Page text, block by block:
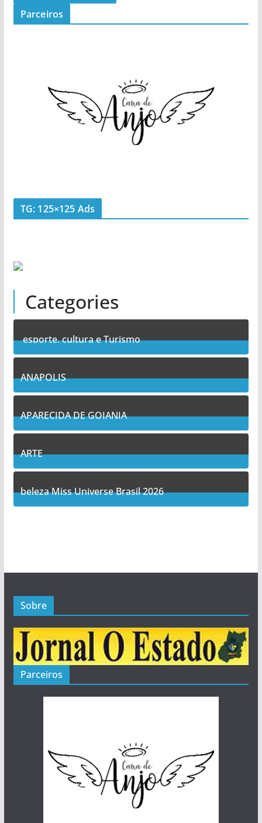
Parceiros
TG: 125×125 Ads
Categories
esporte, cultura e Turismo
7Posts
ANAPOLIS
9Posts
APARECIDA DE GOIANIA
11Posts
ARTE
5Posts
beleza Miss Universe Brasil 2026
Sobre
Parceiros